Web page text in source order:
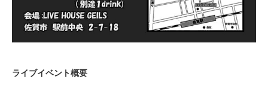
ライブイベント概要